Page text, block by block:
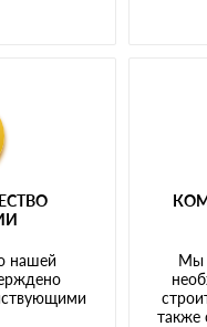
нашей
Мы
также